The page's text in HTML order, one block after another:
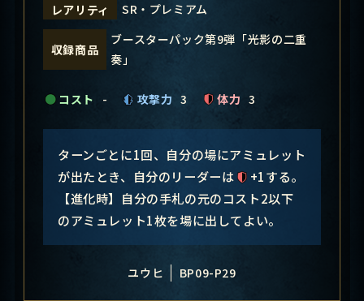
レアリティ
SR・プレミアム
収録商品
ブースターパック第9弾「光影の二重
奏」
コスト - 攻撃力 3 体力 3
ターンごとに1回、自分の場にアミュレット
が出たとき、自分のリーダーは
+1する。
【進化時】自分の手札の元のコスト2以下
のアミュレット1枚を場に出してよい。
ユウヒ BP09-P29